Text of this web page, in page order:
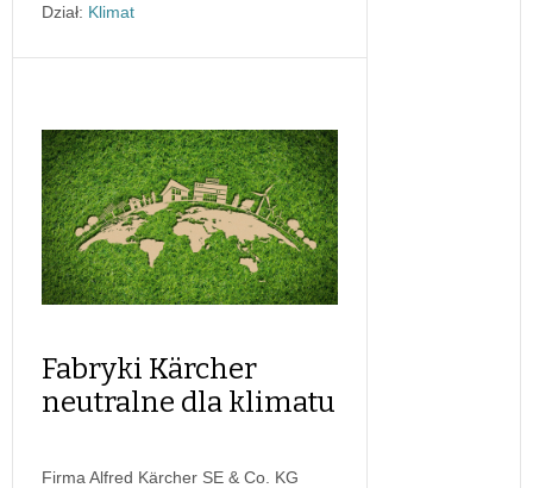
Dział: Klimat
Fabryki Kärcher
neutralne dla klimatu
Firma Alfred Kärcher SE & Co. KG